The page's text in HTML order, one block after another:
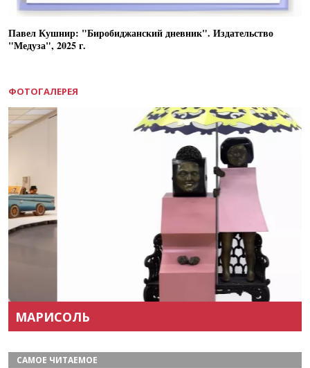
Павел Кушнир: "Биробиджанский дневник". Издательство
"Медуза", 2025 г.
ФОТОГАЛЕРЕЯ
МАРИСОЛЬ
САМОЕ ЧИТАЕМОЕ